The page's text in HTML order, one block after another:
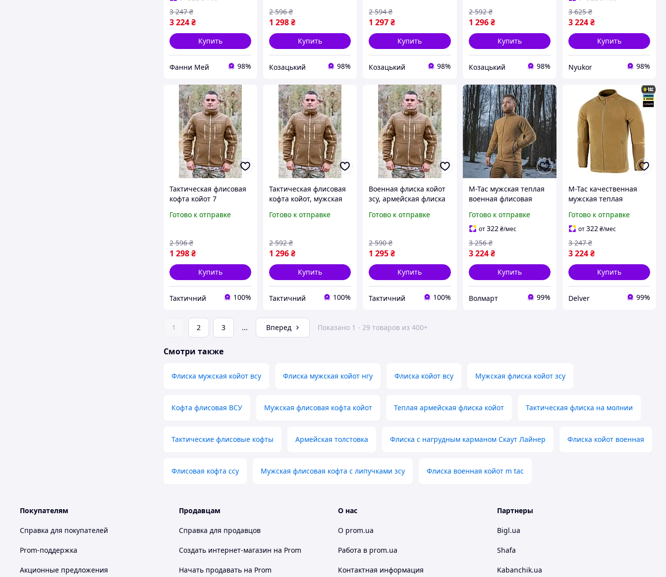
3 224₴
3 247 ₴
Купить
Фанни Мей 98%
52 asovfji
1 298₴
2 596 ₴
Купить
Козацький 98%
1 297₴
2 594 ₴
Купить
Козацький 98%
1 296 ₴
2 592 ₴
Купить
Козацький 98%
3 224₴
3 625 ₴
Купить
Nyukor 98%
Тактическая флисовая
кофта койот 7
армейская флиска
койот зсу 48 Ne2kx
Готово к отправке
1 298₴
2 596 ₴
Купить
Тактичний 100%
Тактическая флисовая
кофта койот, мужская
военная флиска на
Готово к отправке
1 296₴
2 592 ₴
Купить
Тактичний 100%
Военная флиска койот
зсу, армейская флиска
теплая тактическая
Готово к отправке
1 295₴
2 590 ₴
Купить
Тактичний 100%
M-Tac мужская теплая
военная флисовая
карманами и молнией
Готово к отправке
от322 ₴/мес
3 224 ₴
3 256 ₴
Купить
Волмарт 99%
M-Tac качественная
мужская теплая
кофта койот с молнией
Готово к отправке
от322₴/мес
3 224₴
3 247 ₴
Купить
Delver 99%
1 2 3 ... Вперед Показано 1 - 29 товаров из 400+
Смотри также
Флиска мужская койот всу Флиска мужская койот нгу Флиска койот всу Мужская флиска койот зсу
Кофта флисовая ВСУ Мужская флисовая кофта койот Теплая армейская флиска койот Тактическая флиска на молнии
Тактические флисовые кофты Армейская толстовка Флиска с нагрудным карманом Скаут Лайнер Флиска койот военная
Флисовая кофта ссу Мужская флисовая кофта с липучками зсу Флиска военная койот m tac
Покупателям
Справка для покупателей
Prom-поддержка
Акционные предложения
Продавцам
Справка для продавцов
Создать интернет-магазин на Prom
Начать продавать на Prom
О нас
О prom.ua
Работа в prom.ua
Контактная информация
Партнеры
Bigl.ua
Shafa
Kabanchik.ua